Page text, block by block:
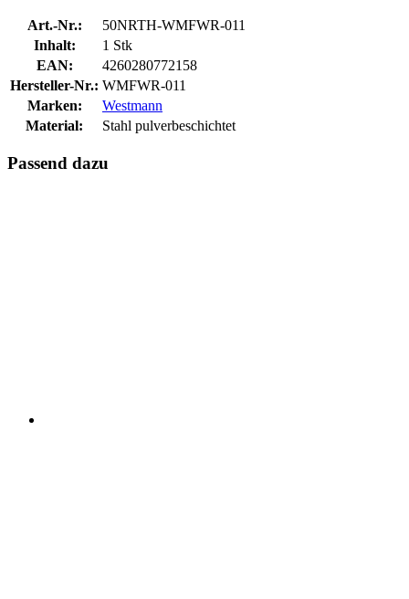
Art.-Nr.:
50NRTH-WMFWR-011
Inhalt:
1 Stk
EAN:
4260280772158
Hersteller-Nr.: WMFWR-011
Marken:
Westmann
Material:
Stahl pulverbeschichtet
Passend dazu